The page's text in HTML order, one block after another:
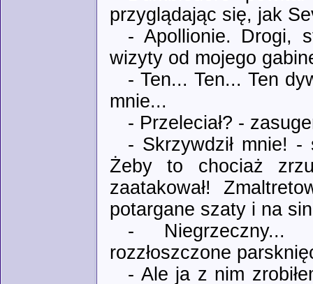
przyglądając się, jak
- Apollionie. Drogi,
wizyty od mojego
- Ten... Ten... Ten
mnie...
- Przeleciał? -
- Skrzywdził mnie!
Żeby to chociaż
zaatakował!
potargane szaty i na
- Niegrzeczny...
rozzłoszczone
- Ale ja z nim